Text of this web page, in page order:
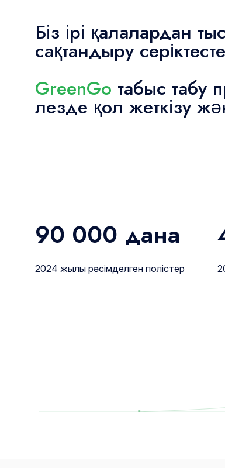
Біз ірі қалалардан
сақтандыру
GreenGo табыс табу
лезде қол жеткізу
90 000 дана
2024 жылы рәсімделген полістер